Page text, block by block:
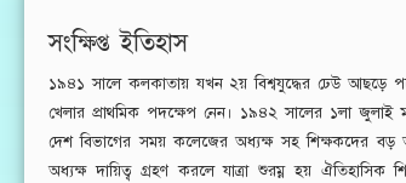
সংক্ষিপ্ত ইতিহাস
১৯৪১ সালে কলকাতায় যখন ২য় বিশ্বযুদ্ধের ঢেউ আছড়ে
খেলার প্রাথমিক পদক্ষেপ নেন। ১৯৪২ সালের ১লা জুলাই
দেশ বিভাগের সময় কলেজের অধ্যক্ষ সহ শিক্ষকদের বড়
অধ্যক্ষ দায়িত্ব গ্রহণ করলে যাত্রা শুরম্ন হয় ঐতিহাসিক